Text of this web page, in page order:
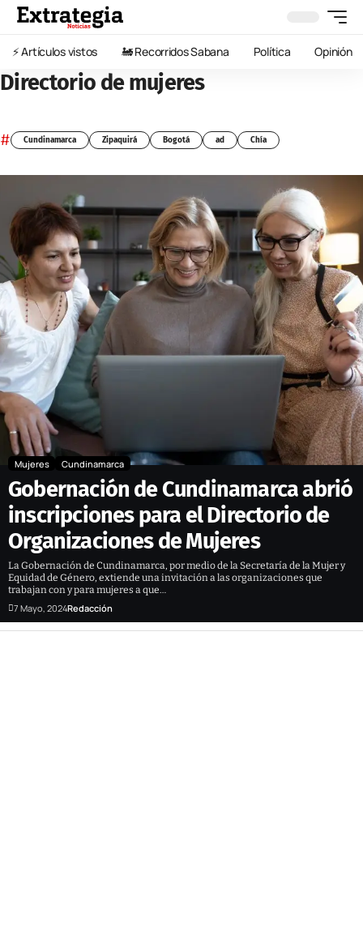
⚡️ Artículos vistos 🚂 Recorridos Sabana Política Opinión
Directorio de mujeres
# Cundinamarca Zipaquirá Bogotá ad Chía
Mujeres Cundinamarca
Gobernación de Cundinamarca abrió
inscripciones para el Directorio de
Organizaciones de Mujeres
La Gobernación de Cundinamarca, por medio de la Secretaría de la Mujer y
Equidad de Género, extiende una invitación a las organizaciones que
trabajan con y para mujeres a que…
7 Mayo, 2024Redacción